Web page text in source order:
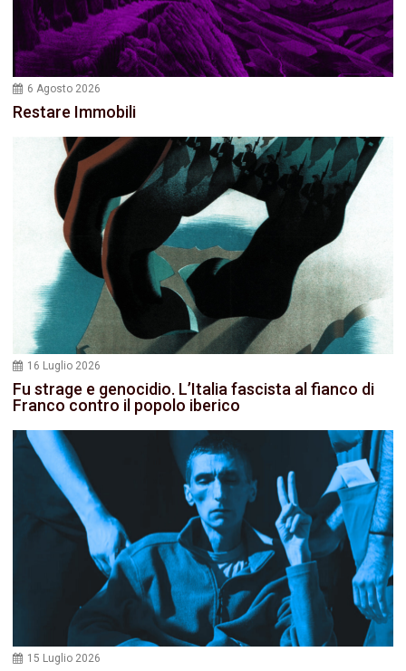
6 Agosto 2026
Restare Immobili
16 Luglio 2026
Fu strage e genocidio. L’Italia fascista al fianco di
Franco contro il popolo iberico
15 Luglio 2026